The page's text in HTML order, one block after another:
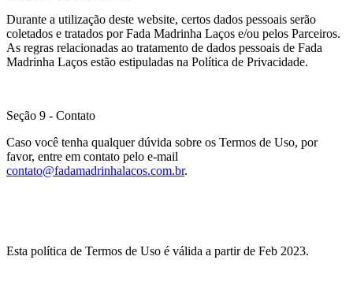
Durante a utilização deste website, certos dados pessoais serão
coletados e tratados por Fada Madrinha Laços e/ou pelos Parceiros.
As regras relacionadas ao tratamento de dados pessoais de Fada
Madrinha Laços estão estipuladas na Política de Privacidade.
Seção 9 - Contato
Caso você tenha qualquer dúvida sobre os Termos de Uso, por
favor, entre em contato pelo e-mail
contato@fadamadrinhalacos.com.br.
Esta política de Termos de Uso é válida a partir de Feb 2023.